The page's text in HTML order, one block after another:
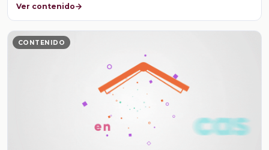
Ver contenido
CONTENIDO